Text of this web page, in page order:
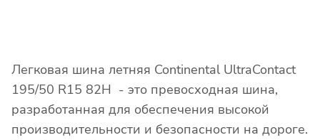
Легковая шина летняя Continental UltraContact
195/50 R15 82H - это превосходная шина,
разработанная для обеспечения высокой
производительности и безопасности на дороге.